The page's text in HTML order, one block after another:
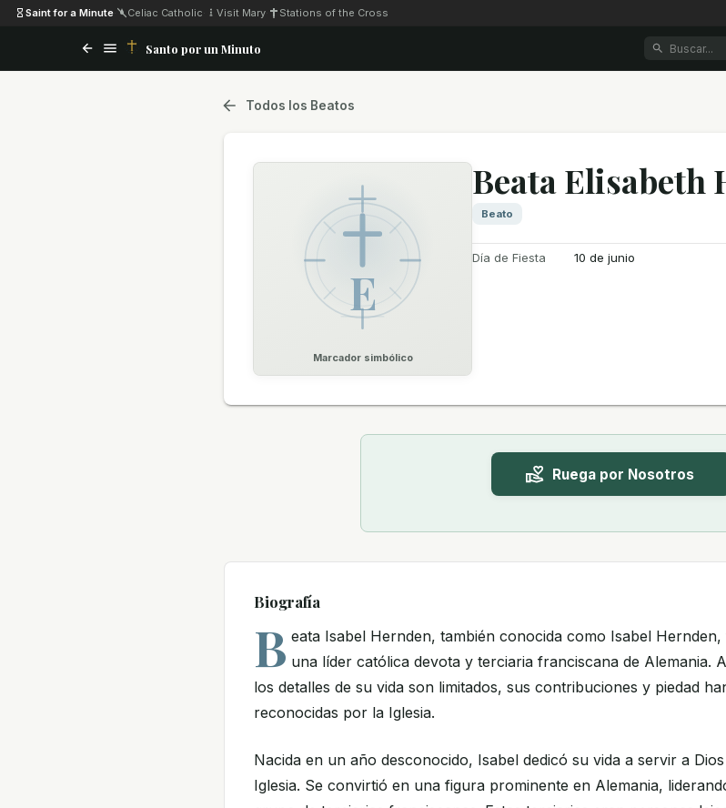
Saint for a Minute Celiac Catholic Visit Mary Stations of the Cross
Santo por un Minuto
Todos los Beatos
E
Marcador simbólico
Beata Elisabeth
Beato
Día de Fiesta 10 de junio
Ruega por Nosotros
Biografía
B eata Isabel Hernden, también conocida como Isabel Hernden,
una líder católica devota y terciaria franciscana de Alemania.
los detalles de su vida son limitados, sus contribuciones y piedad
reconocidas por la Iglesia.
Nacida en un año desconocido, Isabel dedicó su vida a servir a
Iglesia. Se convirtió en una figura prominente en Alemania,